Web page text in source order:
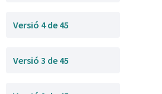
Versió 4 de 45
Versió 3 de 45